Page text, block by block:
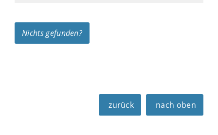
Nichts gefunden?
zurück nach oben